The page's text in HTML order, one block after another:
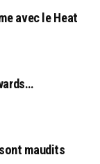
avec le Heat
maudits